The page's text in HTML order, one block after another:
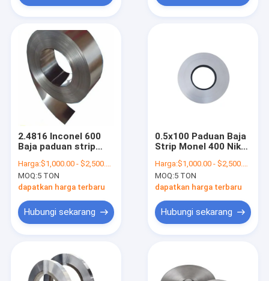
Produk
2.4816 Inconel 600
Baja paduan strip
0.2mm 0.3mm Nikel
Harga:$1,000.00 - $2,500.00/Tons
MOQ:5 TON
dapatkan harga terbaru
Hubungi sekarang
0.5x100 Paduan Baja
Strip Monel 400 Nikel
Soft Foil Tape
Harga:$1,000.00 - $2,500.00/Tons
MOQ:5 TON
dapatkan harga terbaru
Hubungi sekarang